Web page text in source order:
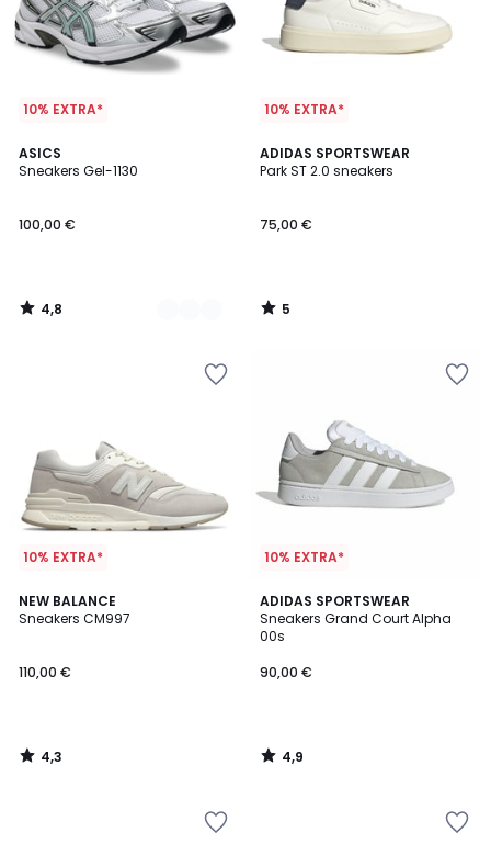
10% EXTRA*
ASICS
Sneakers Gel-1130
100,00 €
4,8
/ 5
2
Kleuren
4,8
/
10% EXTRA*
ADIDAS SPORTSWEAR
Park ST 2.0 sneakers
75,00 €
5
/
5
/
10% EXTRA*
NEW BALANCE
Sneakers CM997
110,00 €
4,3
/ 5
4,3
/
10% EXTRA*
ADIDAS SPORTSWEAR
Sneakers Grand Court Alpha
00s
90,00 €
4,9
/ 5
4,9
/